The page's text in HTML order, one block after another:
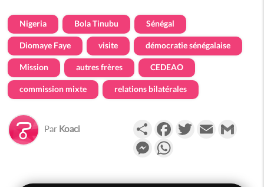
Nigeria Bola Tinubu Sénégal
Diomaye Faye visite démocratie sénégalaise
Mission autres frères CEDEAO
commission mixte relations bilatérales
Par Koaci PartagerFacebookTwitterEmail
Messenger